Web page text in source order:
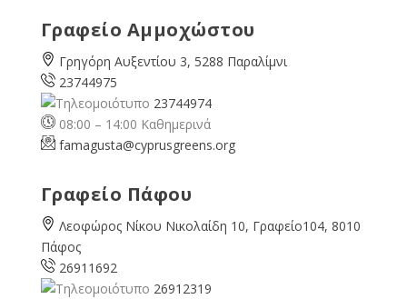
Γραφείο Αμμοχώστου
Γρηγόρη Αυξεντίου 3, 5288 Παραλίμνι
23744975
23744974
08:00 – 14:00 Καθημερινά
famagusta@cyprusgreens.org
Γραφείο Πάφου
Λεοφώρος Νίκου Νικολαίδη 10, Γραφείο104, 8010
Πάφος
26911692
26912319